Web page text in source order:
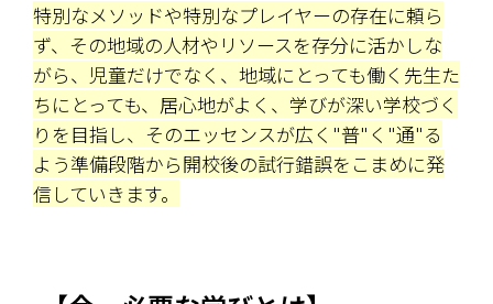
特別なメソッドや特別なプレイヤーの存在に頼ら
ず、その地域の人材やリソースを存分に活かしな
がら、児童だけでなく、地域にとっても働く先生た
ちにとっても、居心地がよく、学びが深い学校づく
りを目指し、そのエッセンスが広く"普"く"通"る
よう準備段階から開校後の試行錯誤をこまめに発
信していきます。